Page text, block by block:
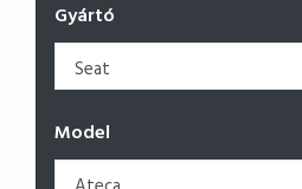
Gyártó
Model